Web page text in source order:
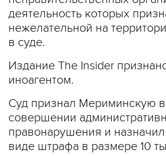
деятельность которых
нежелательной на
в суде.
Издание The Insider
иноагентом.
Суд признал Мериминскую
совершении
правонарушения и
виде штрафа в размере 10